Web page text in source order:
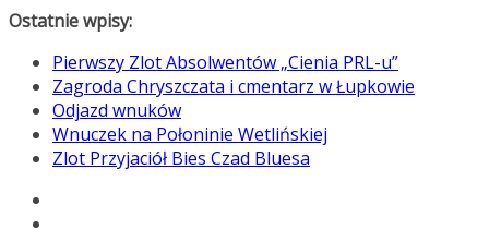
Przejdź
treści
Ostatnie wpisy:
Pierwszy Zlot Absolwentów „Cienia PRL-u”
Zagroda Chryszczata i cmentarz w Łupkowie
Odjazd wnuków
Wnuczek na Połoninie Wetlińskiej
Zlot Przyjaciół Bies Czad Bluesa